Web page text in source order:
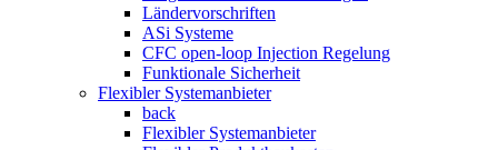
Ländervorschriften
ASi Systeme
CFC open-loop Injection Regelung
Funktionale Sicherheit
Flexibler Systemanbieter
back
Flexibler Systemanbieter